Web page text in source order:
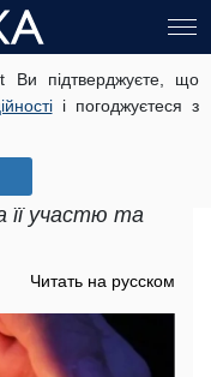
Ви підтверджуєте, що
і погоджуєтеся з
плакатах: не
яку
людей,
її участю та
Читать на русском